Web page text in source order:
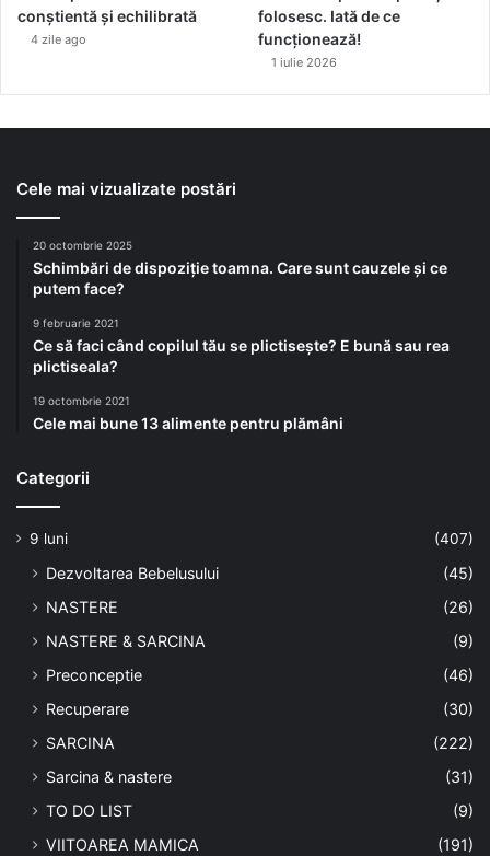
g
ă
c
t
a
conștientă și echilibrată
4 zile ago
folosesc. Iată de ce
funcționează!
1 iulie 2026
Cele mai vizualizate postări
20 octombrie 2025
Schimbări de dispoziție toamna. Care sunt cauzele și ce
putem face?
9 februarie 2021
Ce să faci când copilul tău se plictisește? E bună sau rea
plictiseala?
19 octombrie 2021
Cele mai bune 13 alimente pentru plămâni
Categorii
9 luni (407)
Dezvoltarea Bebelusului
(45)
NASTERE
(26)
NASTERE & SARCINA
(9)
Preconceptie
(46)
Recuperare
(30)
SARCINA
(222)
Sarcina & nastere
(31)
TO DO LIST
(9)
VIITOAREA MAMICA
(191)